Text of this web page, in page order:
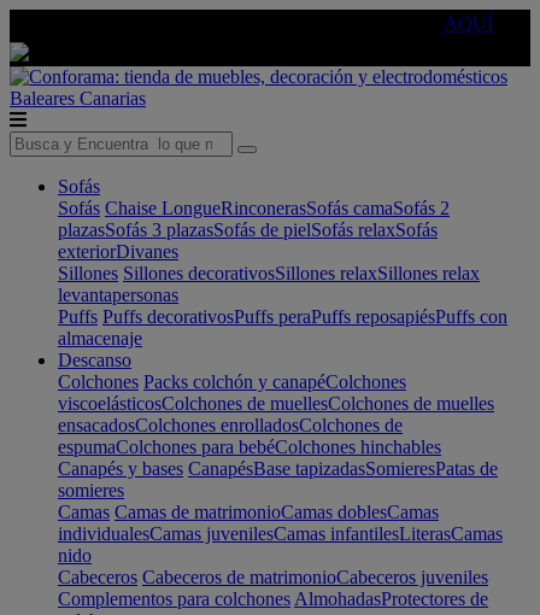
AQUÍ
Baleares Canarias
Sofás
Sofás Chaise LongueRinconerasSofás camaSofás 2
plazasSofás 3 plazasSofás de pielSofás relaxSofás
exteriorDivanes
Sillones Sillones decorativosSillones relaxSillones relax
levantapersonas
Puffs Puffs decorativosPuffs peraPuffs reposapiésPuffs con
almacenaje
Descanso
Colchones Packs colchón y canapéColchones
viscoelásticosColchones de muellesColchones de muelles
ensacadosColchones enrolladosColchones de
espumaColchones para bebéColchones hinchables
Canapés y bases CanapésBase tapizadasSomieresPatas de
somieres
Camas Camas de matrimonioCamas doblesCamas
individualesCamas juvenilesCamas infantilesLiterasCamas
nido
Cabeceros Cabeceros de matrimonioCabeceros juveniles
Complementos para colchones AlmohadasProtectores de